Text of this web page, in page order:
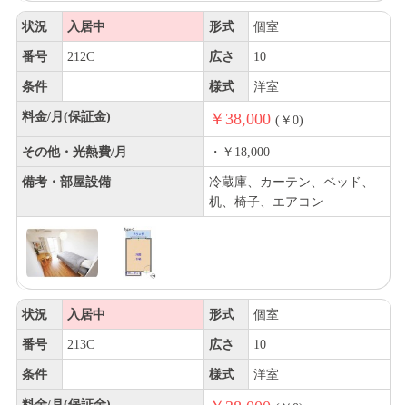
状況 入居中 形式 個室
番号 212C 広さ 10
条件 様式 洋室
料金/月(保証金) ￥38,000 (￥0)
その他・光熱費/月 ・￥18,000
備考・部屋設備
冷蔵庫、カーテン、ベッド、
机、椅子、エアコン
状況 入居中 形式 個室
番号 213C 広さ 10
条件 様式 洋室